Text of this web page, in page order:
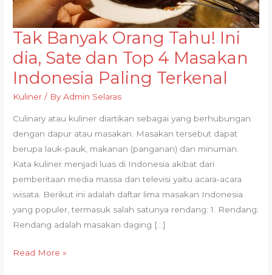
Tak Banyak Orang Tahu! Ini
dia, Sate dan Top 4 Masakan
Indonesia Paling Terkenal
Kuliner / ByAdmin Selaras
Culinary atau kuliner diartikan sebagai yang berhubungan
dengan dapur atau masakan. Masakan tersebut dapat
berupa lauk-pauk, makanan (panganan) dan minuman.
Kata kuliner menjadi luas di Indonesia akibat dari
pemberitaan media massa dan televisi yaitu acara-acara
wisata. Berikut ini adalah daftar lima masakan Indonesia
yang populer, termasuk salah satunya rendang: 1. Rendang:
Rendang adalah masakan daging […]
Tak
Banyak
Orang
Tahu!
Ini
Masakan
Paling
Terkenal
Read More »